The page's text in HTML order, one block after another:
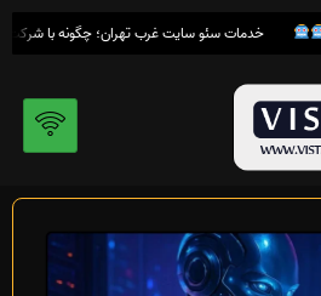
خدمات سئو سایت غرب تهران؛ چگونه با شرکت